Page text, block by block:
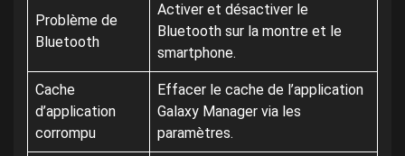
Problème de
Bluetooth
Activer et désactiver le
Bluetooth sur la montre et le
smartphone.
Cache
d’application
corrompu
Effacer le cache de l’application
Galaxy Manager via les
paramètres.